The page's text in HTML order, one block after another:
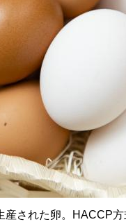
された卵。HACCP